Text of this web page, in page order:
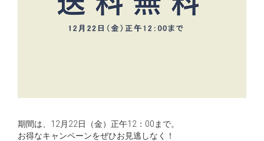
期間は、12月22日（金）正午12：00まで。
お得なキャンペーンをぜひお見逃しなく！